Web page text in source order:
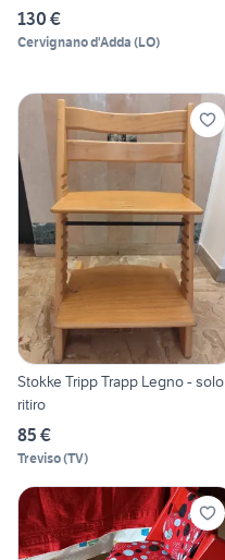
130 €
Cervignano d'Adda (LO)
Stokke Tripp Trapp Legno - solo
ritiro
85 €
Treviso(TV)